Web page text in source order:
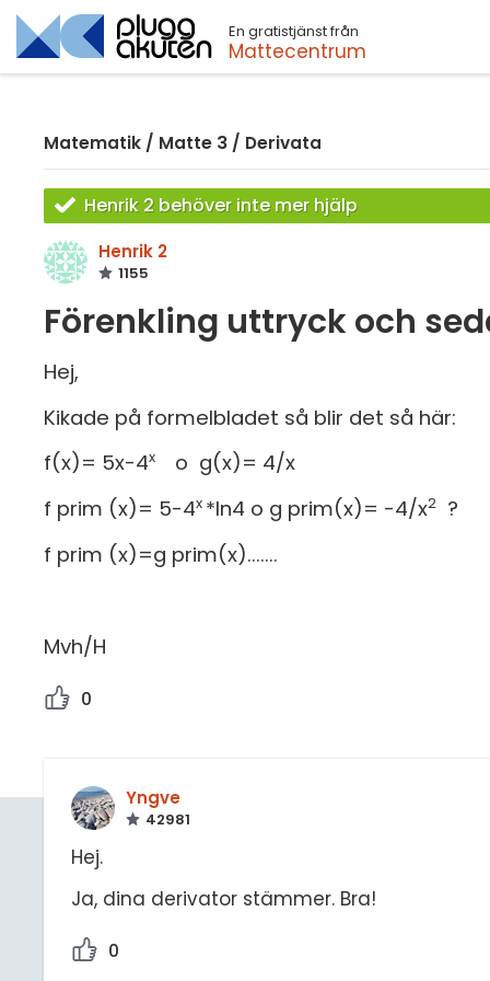
En gratistjänst från
Mattecentrum
Matematik / Matte 3 / Derivata
Henrik 2 behöver inte mer hjälp
Henrik 2
1155
Förenkling uttryck och
Hej,
Kikade på formelbladet så blir det så här:
f(x)= 5x-4x
o g(x)= 4/x
f prim (x)= 5-4x *ln4 o g prim(x)= -4/x2 ?
f prim (x)=g prim(x).......
Mvh/H
0
Yngve
42981
Hej.
Ja, dina derivator stämmer. Bra!
0
Sök